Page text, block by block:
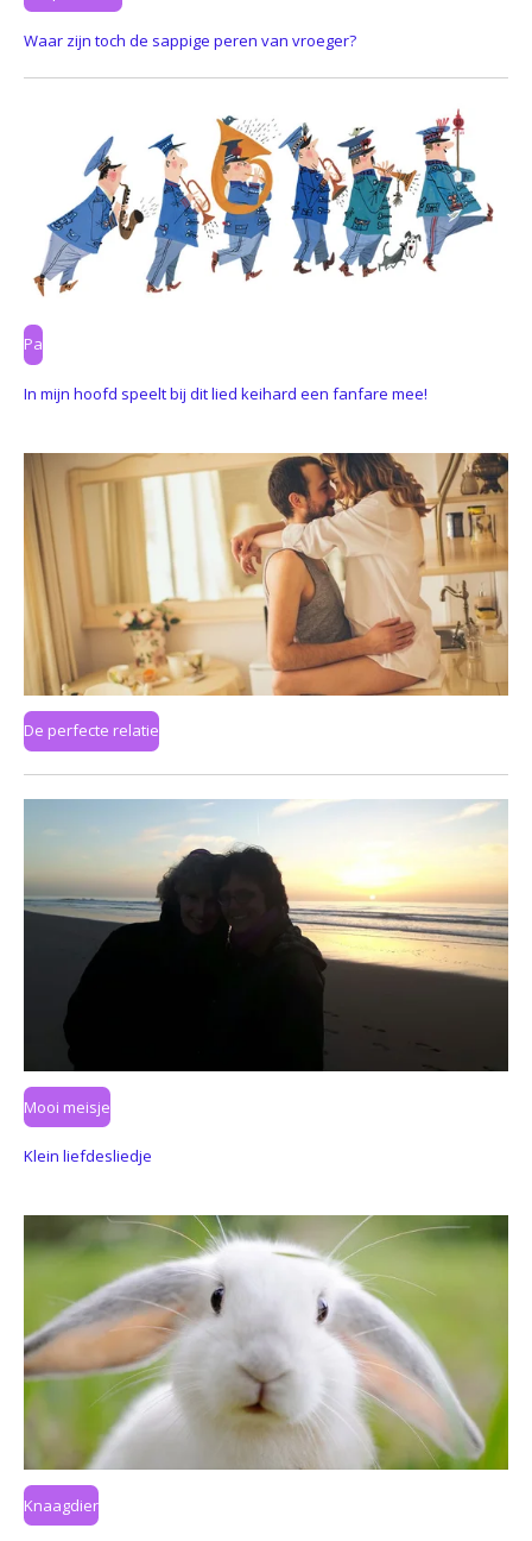
Waar zijn toch de sappige peren van vroeger?
Pa
In mijn hoofd speelt bij dit lied keihard een fanfare mee!
De perfecte relatie
Mooi meisje
Klein liefdesliedje
Knaagdier